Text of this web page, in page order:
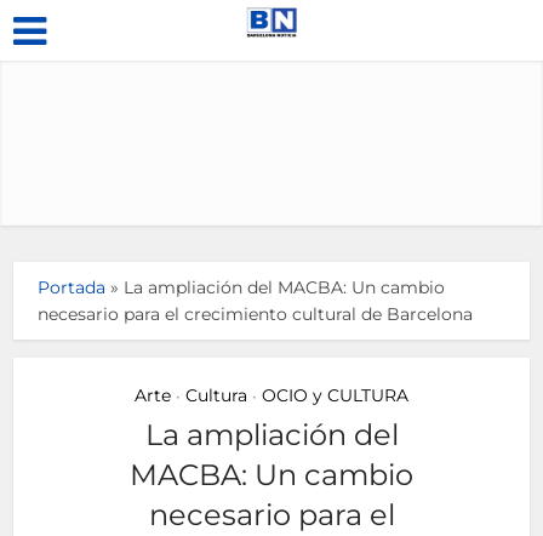
Portada » La ampliación del MACBA: Un cambio
necesario para el crecimiento cultural de Barcelona
Arte • Cultura • OCIO y CULTURA
La ampliación del
MACBA: Un cambio
necesario para el